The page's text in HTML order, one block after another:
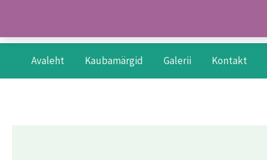
content
Avaleht
Kaubamärgid Galerii Kontakt